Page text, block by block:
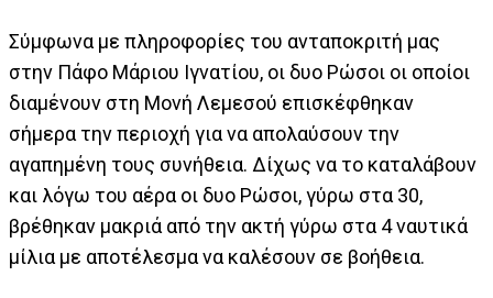
Σύμφωνα με πληροφορίες του ανταποκριτή μας
στην Πάφο Μάριου Ιγνατίου, οι δυο Ρώσοι οι οποίοι
διαμένουν στη Μονή Λεμεσού επισκέφθηκαν
σήμερα την περιοχή για να απολαύσουν την
αγαπημένη τους συνήθεια. Δίχως να το καταλάβουν
και λόγω του αέρα οι δυο Ρώσοι, γύρω στα 30,
βρέθηκαν μακριά από την ακτή γύρω στα 4 ναυτικά
μίλια με αποτέλεσμα να καλέσουν σε βοήθεια.